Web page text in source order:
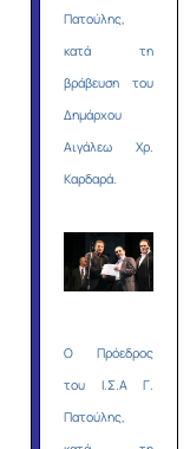
Πατούλης,
κατά τη
βράβευση του
Δημάρχου
Αιγάλεω Χρ.
Καρδαρά.
O Πρόεδρος
του Ι.Σ.Α Γ.
Πατούλης,